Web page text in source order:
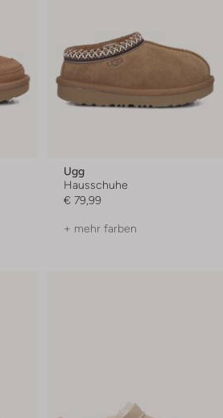
Ugg
Hausschuhe
€ 79,99
+ mehr farben